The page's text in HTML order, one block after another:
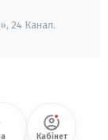
24 Канал.
Кабінет